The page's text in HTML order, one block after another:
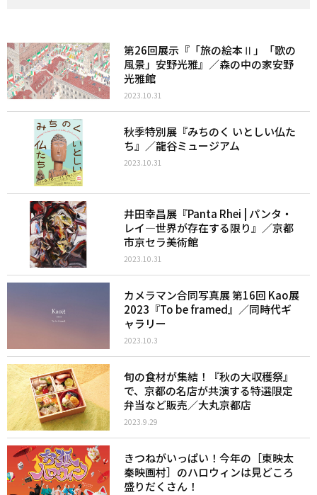
第26回展示『「旅の絵本Ⅱ」「歌の
風景」安野光雅』／森の中の家安野
光雅館
2023.10.31
秋季特別展『みちのく いとしい仏た
ち』／龍谷ミュージアム
2023.10.31
井田幸昌展『Panta Rhei | パンタ・
レイ—世界が存在する限り』／京都
市京セラ美術館
2023.10.31
カメラマン合同写真展 第16回 Kao展
2023『To be framed』／同時代ギ
ャラリー
2023.10.3
旬の食材が集結！『秋の大収穫祭』
で、京都の名店が共演する特選限定
弁当など販売／大丸京都店
2023.9.29
きつねがいっぱい！今年の［東映太
秦映画村］のハロウィンは見どころ
盛りだくさん！